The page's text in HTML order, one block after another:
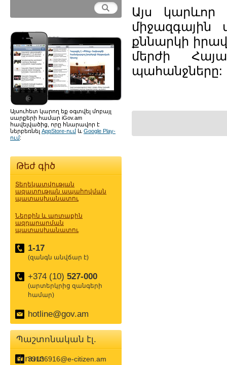
Այսուհետ կարող եք օգտվել մոբայլ
սարքերի համար iGov.am
հավելվածից, որը հնարավոր է
ներբեռնել AppStore-ում և Google Play-
ում:
Թեժ գիծ
Տեղեկատվության
ազատության ապահովման
պատասխանատու
Ներքին և արտաքին
ազդարարման
պատասխանատու
1-17
(զանգն անվճար է)
+374 (10) 527-000
(արտերկրից զանգերի
համար)
hotline@gov.am
Պաշտոնական էլ.
փոստ
39136916@e-citizen.am
Այս կարևոր
միջազգային
քննարկի
մերժի
պահանջները: